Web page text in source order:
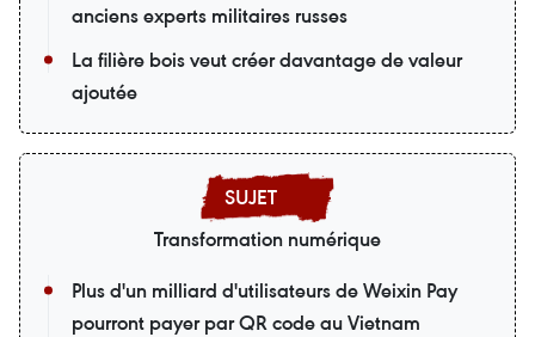
anciens experts militaires russes
La filière bois veut créer davantage de valeur
ajoutée
Transformation numérique
Plus d'un milliard d'utilisateurs de Weixin Pay
pourront payer par QR code au Vietnam